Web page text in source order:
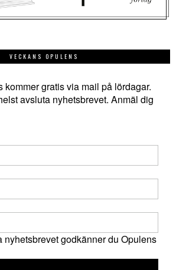
VECKANS OPULENS
kommer gratis via mail på lördagar.
avsluta nyhetsbrevet. Anmäl dig
nyhetsbrevet godkänner du Opulens